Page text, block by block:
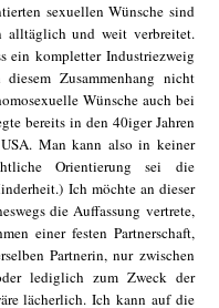
sexuellen Wünsche sind
alltäglich und weit verbreitet.
ein kompletter Industriezweig
Zusammenhang nicht
Wünsche auch bei
bereits in den 40iger Jahren
Man kann also in keiner
Orientierung sei die
Ich möchte an dieser
die Auffassung vertrete,
einer festen Partnerschaft,
Partnerin, nur zwischen
lediglich zum Zweck der
lächerlich. Ich kann auf die